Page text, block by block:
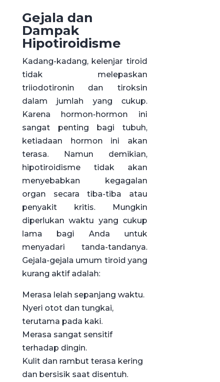
Gejala dan
Dampak
Hipotiroidisme
Kadang-kadang, kelenjar tiroid
tidak melepaskan
triiodotironin dan tiroksin
dalam jumlah yang cukup.
Karena hormon-hormon ini
sangat penting bagi tubuh,
ketiadaan hormon ini akan
terasa. Namun demikian,
hipotiroidisme tidak akan
menyebabkan kegagalan
organ secara tiba-tiba atau
penyakit kritis. Mungkin
diperlukan waktu yang cukup
lama bagi Anda untuk
menyadari tanda-tandanya.
Gejala-gejala umum tiroid yang
kurang aktif adalah:
Merasa lelah sepanjang waktu.
Nyeri otot dan tungkai,
terutama pada kaki.
Merasa sangat sensitif
terhadap dingin.
Kulit dan rambut terasa kering
dan bersisik saat disentuh.